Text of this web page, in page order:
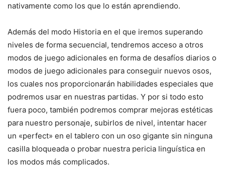
nativamente como los que lo están aprendiendo.
Además del modo Historia en el que iremos superando
niveles de forma secuencial, tendremos acceso a otros
modos de juego adicionales en forma de desafíos diarios o
modos de juego adicionales para conseguir nuevos osos,
los cuales nos proporcionarán habilidades especiales que
podremos usar en nuestras partidas. Y por si todo esto
fuera poco, también podremos comprar mejoras estéticas
para nuestro personaje, subirlos de nivel, intentar hacer
un «perfect» en el tablero con un oso gigante sin ninguna
casilla bloqueada o probar nuestra pericia linguística en
los modos más complicados.